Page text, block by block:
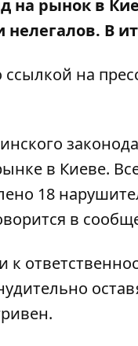
на рынок в
В
ссылкой на
в Киеве.
18
в
к